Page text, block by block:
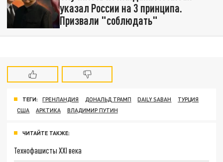
указал России на 3 принципа.
Призвали "соблюдать"
ТЕГИ: ГРЕНЛАНДИЯ ДОНАЛЬД ТРАМП DAILY SABAH
ТУРЦИЯ
США
АРКТИКА ВЛАДИМИР ПУТИН
ЧИТАЙТЕ ТАКЖЕ:
Технофашисты XXI века